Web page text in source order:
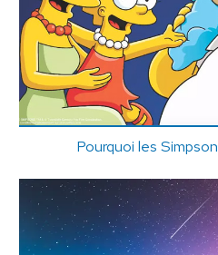
Pourquoi les